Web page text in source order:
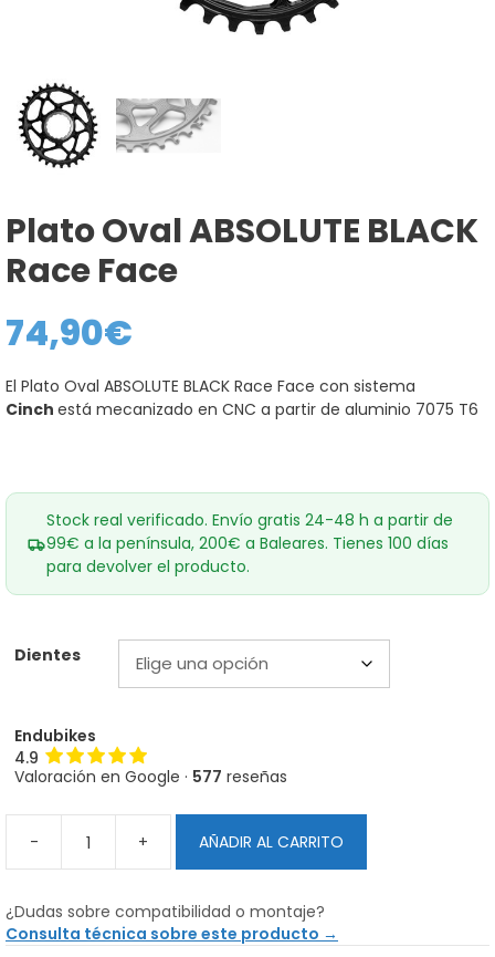
Plato Oval ABSOLUTE BLACK
Race Face
74,90€
El Plato Oval ABSOLUTE BLACK Race Face con sistema
Cinch está mecanizado en CNC a partir de aluminio 7075 T6
Stock real verificado. Envío gratis 24-48 h a partir de
99€ a la península, 200€ a Baleares. Tienes 100 días
para devolver el producto.
Dientes
Endubikes
4.9
Valoración en Google · 577 reseñas
-
Plato
Oval
BLACK
Race
+ AÑADIR AL CARRITO
¿Dudas sobre compatibilidad o montaje?
Consulta técnica sobre este producto →